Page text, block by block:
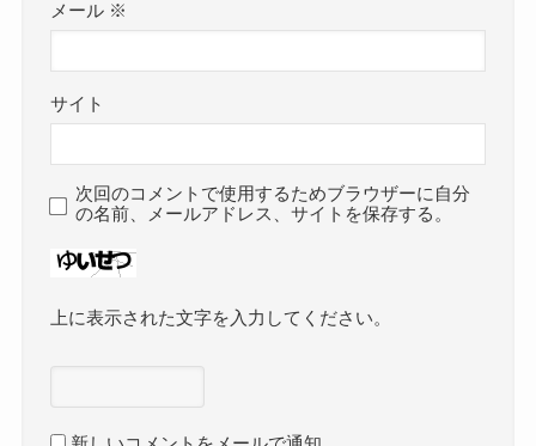
メール ※
サイト
次回のコメントで使用するためブラウザーに自分
の名前、メールアドレス、サイトを保存する。
上に表示された文字を入力してください。